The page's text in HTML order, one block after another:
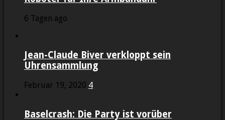
6 Tagen ago
Jean-Claude Biver verkloppt sein
Uhrensammlung
Februar 19, 2020 4
Baselcrash: Die Party ist vorüber